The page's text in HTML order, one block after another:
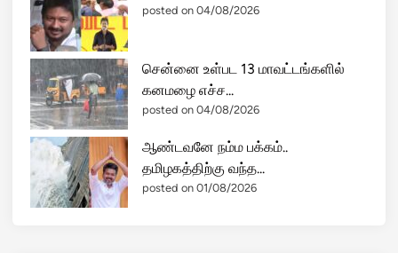
posted on 04/08/2026
சென்னை உள்பட 13 மாவட்டங்களில்
கனமழை எச்ச...
posted on 04/08/2026
ஆண்டவனே நம்ம பக்கம்..
தமிழகத்திற்கு வந்த...
posted on 01/08/2026